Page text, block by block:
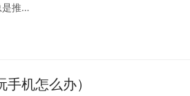
是推…
机怎么办）